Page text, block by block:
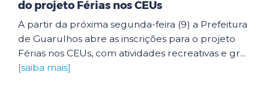
do projeto Férias nos CEUs
A partir da próxima segunda-feira (9) a Prefeitura
de Guarulhos abre as inscrições para o projeto
Férias nos CEUs, com atividades recreativas e gr...
[saiba mais]